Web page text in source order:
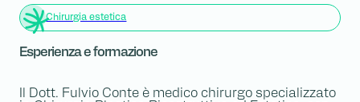
Chirurgia estetica
Esperienza e formazione
Il Dott. Fulvio Conte è medico chirurgo specializzato